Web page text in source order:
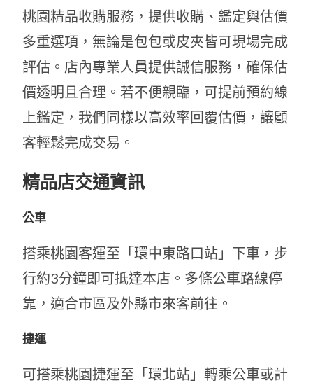
桃園精品收購服務，提供收購、鑑定與估價
多重選項，無論是包包或皮夾皆可現場完成
評估。店內專業人員提供誠信服務，確保估
價透明且合理。若不便親臨，可提前預約線
上鑑定，我們同樣以高效率回覆估價，讓顧
客輕鬆完成交易。
精品店交通資訊
公車
搭乘桃園客運至「環中東路口站」下車，步
行約3分鐘即可抵達本店。多條公車路線停
靠，適合市區及外縣市來客前往。
捷運
可搭乘桃園捷運至「環北站」轉乘公車或計